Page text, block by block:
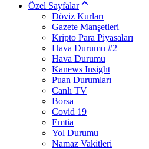
Özel Sayfalar
Döviz Kurları
Gazete Manşetleri
Kripto Para Piyasaları
Hava Durumu #2
Hava Durumu
Kanews Insight
Puan Durumları
Canlı TV
Borsa
Covid 19
Emtia
Yol Durumu
Namaz Vakitleri